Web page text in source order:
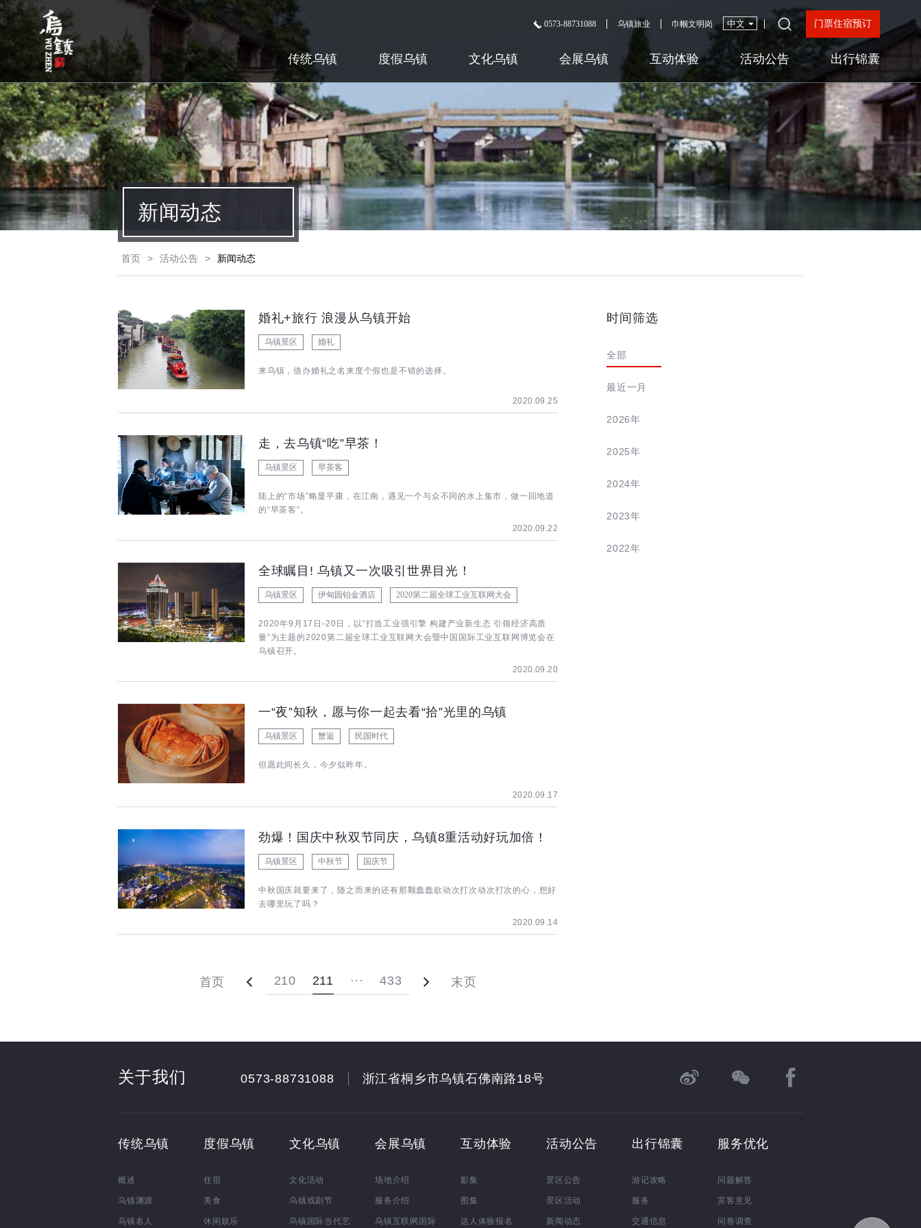
0573-88731088 乌镇旅业 巾帼文明岗 门票住宿预订
传统乌镇 度假乌镇 文化乌镇 会展乌镇 互动体验 活动公告 出行锦囊
新闻动态
首页 > 活动公告 > 新闻动态
婚礼+旅行 浪漫从乌镇开始
乌镇景区 婚礼
来乌镇，借办婚礼之名来度个假也是不错的选择。
2020.09.25
走，去乌镇“吃”早茶！
乌镇景区 早茶客
陆上的“市场”略显平庸，在江南，遇见一个与众不同的水上集市，做一回地道
的“早茶客”。
2020.09.22
全球瞩目! 乌镇又一次吸引世界目光！
乌镇景区 伊甸园铂金酒店 2020第二届全球工业互联网大会
2020年9月17日-20日，以“打造工业强引擎 构建产业新生态 引领经济高质
量”为主题的2020第二届全球工业互联网大会暨中国国际工业互联网博览会在
乌镇召开。
2020.09.20
一“夜”知秋，愿与你一起去看“拾”光里的乌镇
乌镇景区 蟹逅 民国时代
但愿此间长久，今夕似昨年。
2020.09.17
劲爆！国庆中秋双节同庆，乌镇8重活动好玩加倍！
乌镇景区 中秋节 国庆节
中秋国庆就要来了，随之而来的还有那颗蠢蠢欲动次打次动次打次的心，想好
去哪里玩了吗？
2020.09.14
首页 210 211 ··· 433 末页
时间筛选
全部
最近一月
2026年
2025年
2024年
2023年
2022年
关于我们 0573-88731088 浙江省桐乡市乌镇石佛南路18号
传统乌镇
概述
乌镇渊源
乌镇名人
度假乌镇
住宿
美食
休闲娱乐
文化乌镇
文化活动
乌镇戏剧节
乌镇国际当代艺
会展乌镇
场地介绍
服务介绍
乌镇互联网国际
互动体验
影集
图集
达人体验报名
活动公告
景区公告
景区活动
新闻动态
出行锦囊
游记攻略
服务
交通信息
服务优化
问题解答
宾客意见
问卷调查